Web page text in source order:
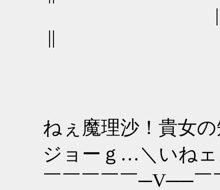
||
ねぇ魔理沙！貴女
ジョーｇ…＼いね
￣￣￣￣￣─V──￣